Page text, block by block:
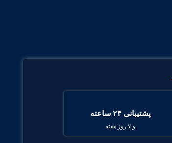
پشتیبانی ۲۴ ساعته
و ۷ روز هفته